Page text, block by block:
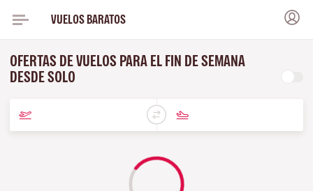
VUELOS BARATOS
OFERTAS DE VUELOS PARA EL FIN DE SEMANA
DESDE SOLO